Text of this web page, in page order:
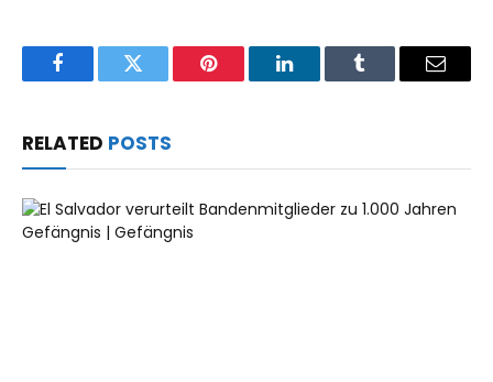
FacebookTwitter Pinterest LinkedInTumblr Email
RELATED POSTS